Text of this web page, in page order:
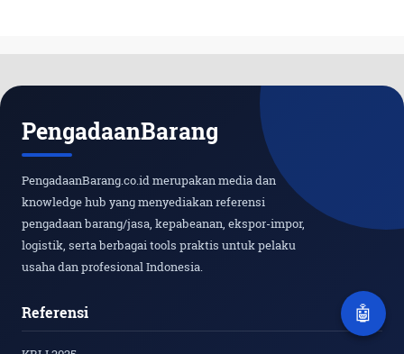
🤖
PengadaanBarang
PengadaanBarang.co.id merupakan media dan
knowledge hub yang menyediakan referensi
pengadaan barang/jasa, kepabeanan, ekspor-impor,
logistik, serta berbagai tools praktis untuk pelaku
usaha dan profesional Indonesia.
Referensi